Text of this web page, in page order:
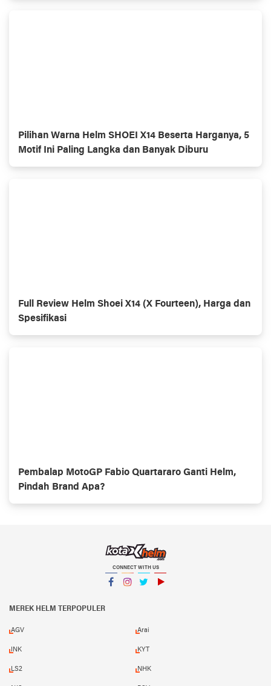
Pilihan Warna Helm SHOEI X14 Beserta Harganya, 5
Motif Ini Paling Langka dan Banyak Diburu
Full Review Helm Shoei X14 (X Fourteen), Harga dan
Spesifikasi
Pembalap MotoGP Fabio Quartararo Ganti Helm,
Pindah Brand Apa?
CONNECT WITH US
MEREK HELM TERPOPULER
AGV Arai
INK KYT
LS2 NHK